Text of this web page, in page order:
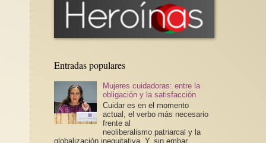
Entradas populares
Mujeres cuidadoras: entre la
obligación y la satisfacción
Cuidar es en el momento
actual, el verbo más necesario
frente al
neoliberalismo patriarcal y la
globalización inequitativa. Y, sin embar...